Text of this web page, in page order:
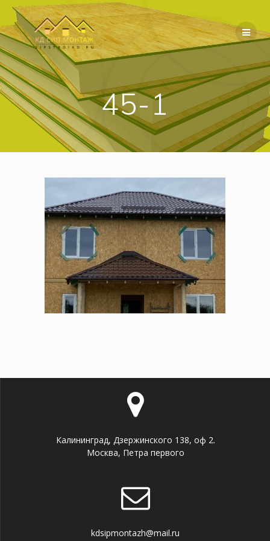
Перейти
содержимому
45-1
Калининград, Дзержинского 138, оф 2.
Москва, Петра первого
kdsipmontazh@mail.ru